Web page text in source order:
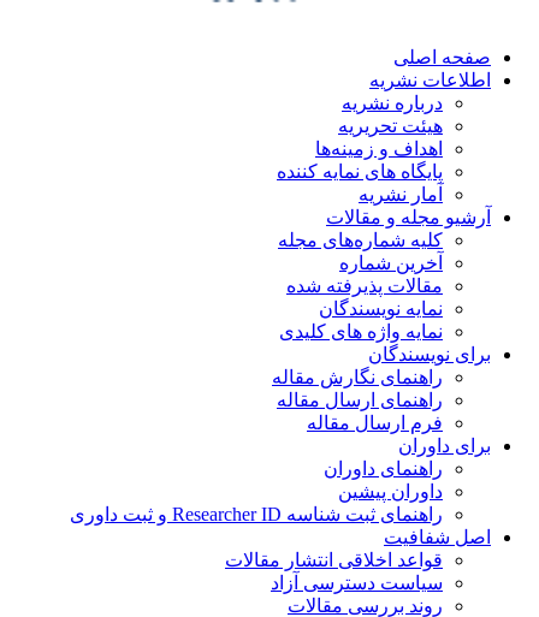
اصلی
نشریه
درباره نشریه
هیئت تحریریه
اهداف و زمینه‌ها
پایگاه های نمایه کننده
آمار نشریه
مجله و مقالات
کلیه شماره‌های مجله
آخرین شماره
مقالات پذیرفته شده
نمایه نویسندگان
نمایه واژه های کلیدی
نویسندگان
راهنمای نگارش مقاله
راهنمای ارسال مقاله
فرم ارسال مقاله
داوران
راهنمای داوران
داوران پیشین
راهنمای ثبت شناسه Researcher ID و ثبت داوری
شفافیت
قواعد اخلاقی انتشار مقالات
سیاست دسترسی آزاد
روند بررسی مقالات